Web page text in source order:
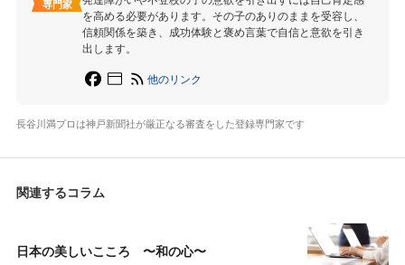
専門家
を高める必要があります。その子のありのままを受容し、
信頼関係を築き、成功体験と褒め言葉で自信と意欲を引き
出します。
他のリンク
長谷川満プロは神戸新聞社が厳正なる審査をした登録専門家です
関連するコラム
日本の美しいこころ 〜和の心〜